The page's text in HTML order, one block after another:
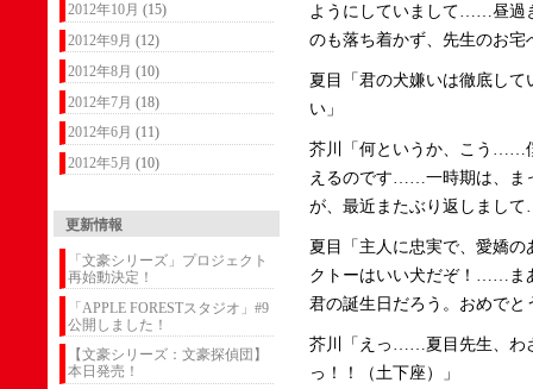
2012年10月 (15)
2012年9月 (12)
2012年8月 (10)
2012年7月 (18)
2012年6月 (11)
2012年5月 (10)
更新情報
「文豪シリーズ」プロジェクト
再始動決定！
「APPLE FORESTスタジオ」#9
公開しました！
【文豪シリーズ：文豪探偵団】
本日発売！
ようにしていまして……昼過
のも落ち着かず、先生のお
夏目「君の犬嫌いは徹底し
い」
芥川「何というか、こう……
えるのです……一時期は、ま
が、最近またぶり返しまし
夏目「主人に忠実で、愛嬌
クトーはいい犬だぞ！……ま
君の誕生日だろう。おめでと
芥川「えっ……夏目先生、わ
っ！！（土下座）」